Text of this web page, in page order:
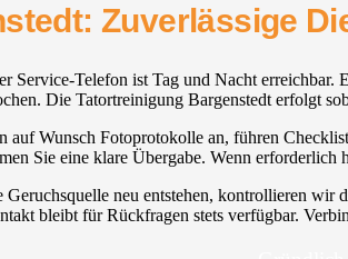
Zuverlässige
Service-Telefon ist Tag und Nacht
Die Tatortreinigung Bargenstedt erfolgt
Wunsch Fotoprotokolle an, führen
Sie eine klare Übergabe. Wenn
neu entstehen, kontrollieren
bleibt für Rückfragen stets verfügbar.